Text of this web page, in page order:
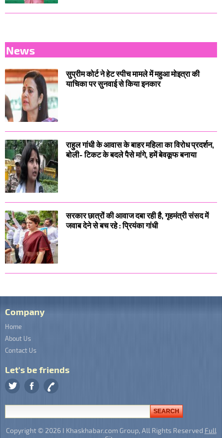
News
सुप्रीम कोर्ट ने हेट स्पीच मामले में महुआ मोइत्रा की
याचिका पर सुनवाई से किया इनकार
राहुल गांधी के आवास के बाहर महिला का विरोध प्रदर्शन,
बोली- टिकट के बदले पैसे मांगे, हमें बेवकूफ बनाया
सरकार छात्रों की आवाज दबा रही है, गृहमंत्री संसद में
जवाब देने से बच रहे : प्रियंका गांधी
Company
Home
About Us
Contact Us
Let's be friends
Copyright © 2026 I Khaskhabar.com Group, All Rights Reserved Full